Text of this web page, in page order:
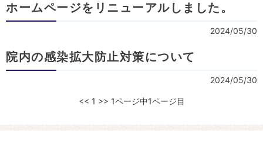
ホームページをリニューアルしました。
2024/05/30
院内の感染拡大防止対策について
2024/05/30
<< 1 >> 1ページ中1ページ目